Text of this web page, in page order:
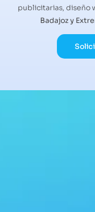
publicitarias, diseño
Badajoz y